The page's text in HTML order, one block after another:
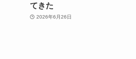
てきた
2026年6月26日